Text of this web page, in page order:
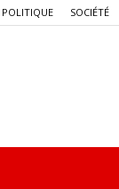
POLITIQUE SOCIÉTÉ